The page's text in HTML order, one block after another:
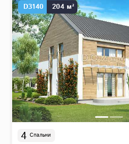
D3140 204 м²
4 Спальни